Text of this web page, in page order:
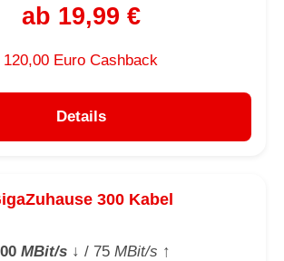
ab 19,99 €
120,00 Euro Cashback
Details
300 Kabel
MBit/s↓ / 75MBit/s ↑